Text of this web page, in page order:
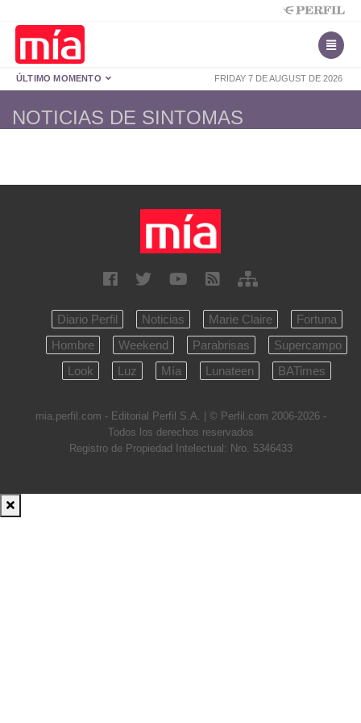
FRIDAY 7 DE AUGUST DE 2026
ÚLTIMO MOMENTO
NOTICIAS DE SINTOMAS
Diario Perfil Noticias Marie Claire
Fortuna
Hombre
Weekend Parabrisas
Supercampo
Look
Luz Mía Lunateen BATimes
mia.perfil.com - Editorial Perfil S.A. | © Perfil.com 2006-2026 -
Todos los derechos reservados
Registro de Propiedad Intelectual: Nro. 5346433